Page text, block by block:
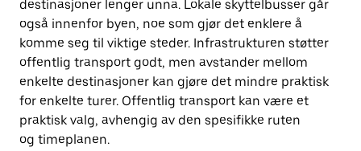
destinasjoner lenger unna. Lokale skyttelbusser går
også innenfor byen, noe som gjør det enklere å
komme seg til viktige steder. Infrastrukturen støtter
offentlig transport godt, men avstander mellom
enkelte destinasjoner kan gjøre det mindre praktisk
for enkelte turer. Offentlig transport kan være et
praktisk valg, avhengig av den spesifikke ruten
og timeplanen.